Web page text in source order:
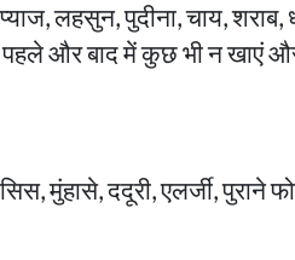
लहसुन, पुदीना, चाय, शराब,
पहले और बाद में कुछ भी न खाएं
मुंहासे, ददूरी, एलर्जी, पुराने